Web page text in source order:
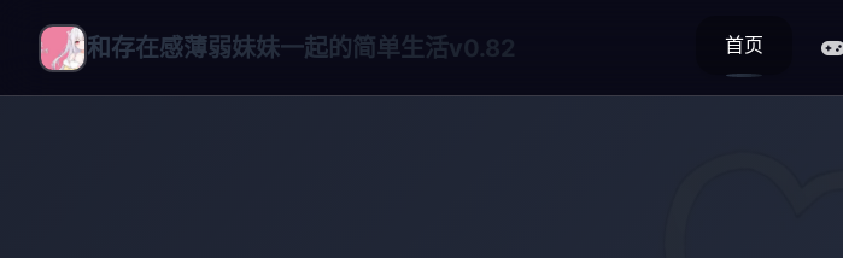
和存在感薄弱妹妹一起的简单生活v0.82 首页